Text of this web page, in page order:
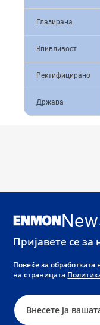
Глазирана
Впивливост
Ректифицирано
Држава
Пријавете се
Повеќе за
на страницата